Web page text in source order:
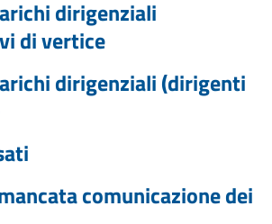
dirigenziali
di vertice
dirigenziali (dirigenti
comunicazione dei